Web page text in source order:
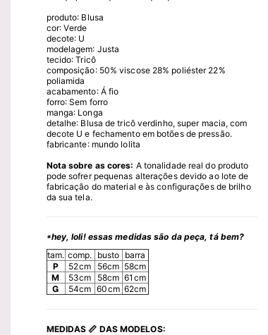
produto: Blusa
cor: Verde
decote: U
modelagem: Justa
tecido: Tricô
composição: 50% viscose 28% poliéster 22%
poliamida
acabamento: Á fio
forro: Sem forro
manga: Longa
detalhe: Blusa de tricô verdinho, super macia, com
decote U e fechamento em botões de pressão.
fabricante: mundo lolita
Nota sobre as cores: A tonalidade real do produto
pode sofrer pequenas alterações devido ao lote de
fabricação do material e às configurações de brilho
da sua tela.
*hey, loli! essas medidas são da peça, tá bem?
tam. comp. busto barra
P
52cm 56cm 58cm
M
53cm 58cm 61cm
G
54cm 60cm 62cm
MEDIDAS 📏 DAS MODELOS: